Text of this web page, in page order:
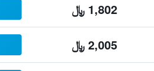
1,802 ﷼
2,005 ﷼